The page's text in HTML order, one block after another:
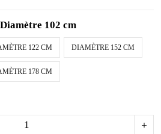
Diamètre 102 cm
122 CM DIAMÈTRE 152 CM
178 CM